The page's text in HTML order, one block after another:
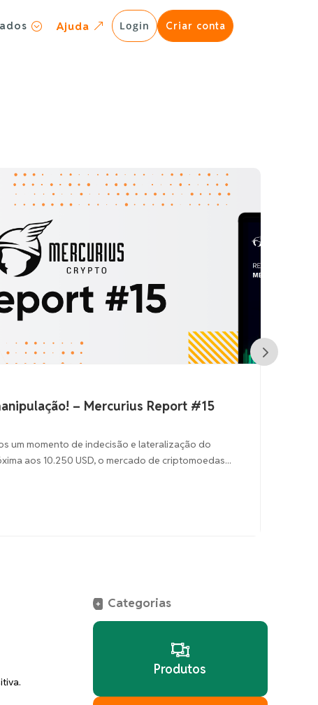
; &
Ajuda Login Criar conta
– Mercurius Report #15
de indecisão e lateralização do
10.250 USD, o mercado de criptomoedas...
+ Categorias

Produtos